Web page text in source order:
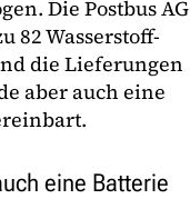
Die Postbus AG
82 Wasserstoff-
die Lieferungen
aber auch eine
eine Batterie